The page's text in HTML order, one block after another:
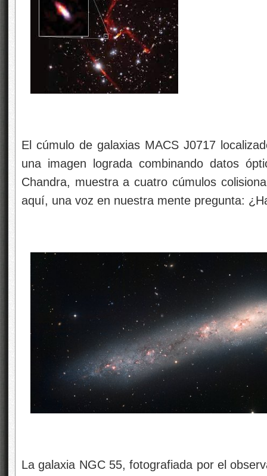
El cúmulo de galaxias MACS J0717
una imagen lograda combinando datos
Chandra, muestra a cuatro cúmulos
aquí, una voz en nuestra mente pregunta:
La galaxia NGC 55, fotografiada por el